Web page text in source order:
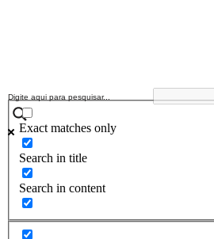
Exact matches only
Search in title
Search in content